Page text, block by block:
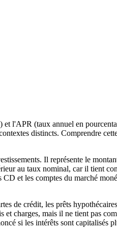
et l'APR (taux annuel en
distincts. Comprendre
Il représente le
au taux nominal, car il tient
et les comptes du marché
de crédit, les prêts
charges, mais il ne tient pas
si les intérêts sont capitalisés